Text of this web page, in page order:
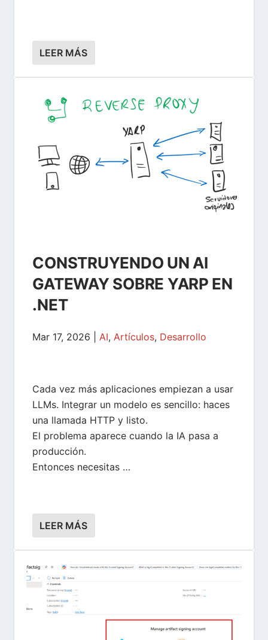
LEER MÁS
CONSTRUYENDO UN AI
GATEWAY SOBRE YARP EN
.NET
Mar 17, 2026 |AI,Artículos, Desarrollo
Cada vez más aplicaciones empiezan a usar
LLMs. Integrar un modelo es sencillo: haces
una llamada HTTP y listo.
El problema aparece cuando la IA pasa a
producción.
Entonces necesitas …
LEER MÁS